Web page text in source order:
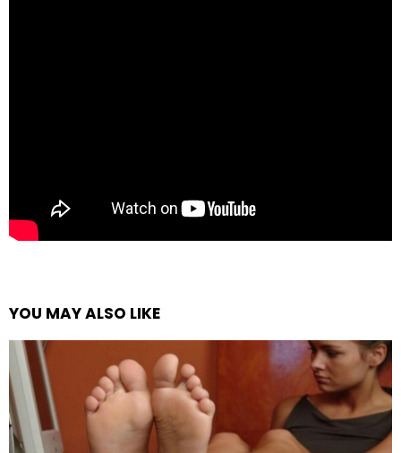
YOU MAY ALSO LIKE